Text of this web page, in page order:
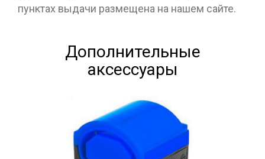
пунктах выдачи размещена на нашем сайте.
Дополнительные
аксессуары